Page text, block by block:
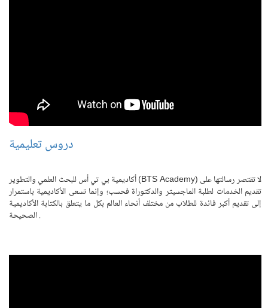
دروس تعليمية
أكاديمية بي تي أس للبحث العلمي والتطوير (BTS Academy) لا تقتصر رسالتها على
تقديم الخدمات لطلبة الماجسيتر والدكتوراة فحسب؛ وإنما تسعى الأكاديمية باستمرار
إلى تقديم أكبر فائدة للطلاب من مختلف أنحاء العالم بكل ما يتعلق بالكتابة الأكاديمية
الصحيحة .